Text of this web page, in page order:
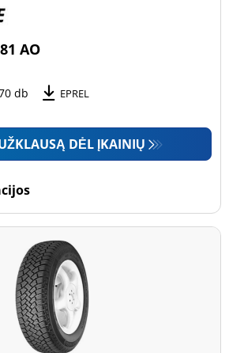
(2)
(0)
sienelėmis
AO
db EPREL
DĖL ĮKAINIŲ